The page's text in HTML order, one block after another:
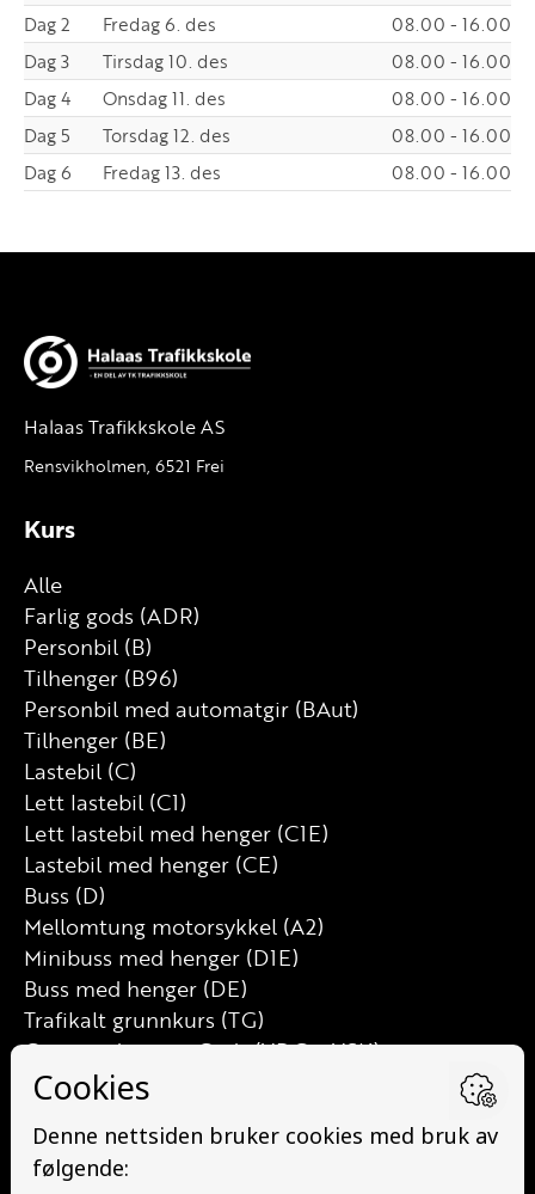
Dag 2
Fredag 6. des
08.00 - 16.00
Dag 3
Tirsdag 10. des
08.00 - 16.00
Dag 4
Onsdag 11. des
08.00 - 16.00
Dag 5
Torsdag 12. des
08.00 - 16.00
Dag 6
Fredag 13. des 08.00 - 16.00
Halaas Trafikkskole AS
Rensvikholmen, 6521 Frei
Kurs
Alle
Farlig gods (ADR)
Personbil (B)
Tilhenger (B96)
Personbil med automatgir (BAut)
Tilhenger (BE)
Lastebil (C)
Lett lastebil (C1)
Lett lastebil med henger (C1E)
Lastebil med henger (CE)
Buss (D)
Mellomtung motorsykkel (A2)
Minibuss med henger (D1E)
Buss med henger (DE)
Trafikalt grunnkurs (TG)
Grunnutdanning Gods (YDG – YSK)
Grunnutdanning Person (YDP – YSK)
YSK Gods etterutdanning (EYDG)
Nettbasert teorikurs (Teorikurs)